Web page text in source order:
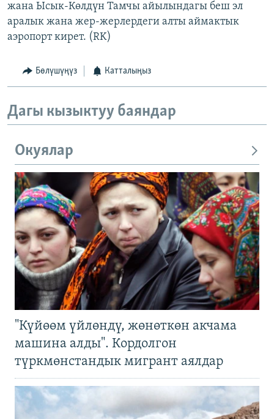
жана Ысык-Көлдүн Тамчы айылындагы беш эл
аралык жана жер-жерлердеги алты аймактык
аэропорт кирет. (RK)
Бөлүшүңүз Катталыңыз
Дагы кызыктуу баяндар
Окуялар
"Күйөөм үйлөндү, жөнөткөн акчама
машина алды". Кордолгон
түркмөнстандык мигрант аялдар